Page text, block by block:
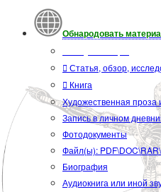
Обнародовать
Статья, обзор,
Книга
Художественная проза
Запись в личном
Фотодокументы
Файл(ы):
Биография
Аудиокнига или иной